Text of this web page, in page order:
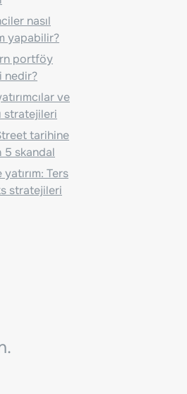
nasıl
yapabilir?
portföy
nedir?
ve
stratejileri
tarihine
5 skandal
Ters
stratejileri